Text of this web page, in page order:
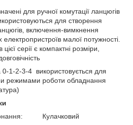
для ручної комутації ланцюгів
для створення
включення-вимкнення
електропристроїв малої потужності.
серії є компактні розміри,
1-2-3-4 використовується для
режимами роботи обладнання
Кулачковий